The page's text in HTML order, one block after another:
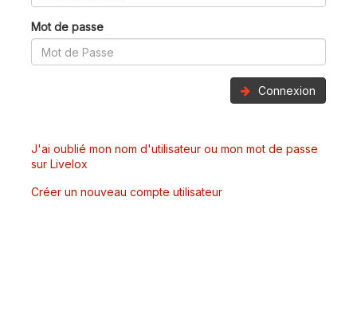
Mot de passe
Connexion
J'ai oublié mon nom d'utilisateur ou mon mot de passe
sur Livelox
Créer un nouveau compte utilisateur